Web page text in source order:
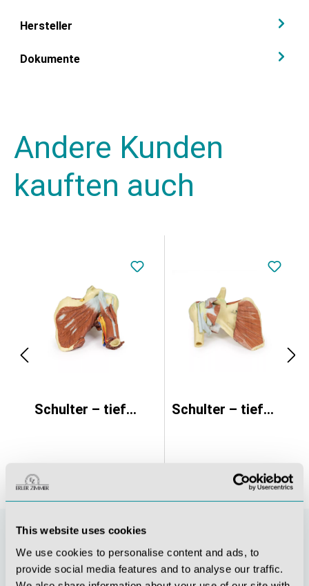
This website uses cookies
We use cookies to personalise content and ads, to
provide social media features and to analyse our traffic.
Hersteller
Dokumente
Andere Kunden
kauften auch
Schulter – tiefe Präparation des linken Schultergelenks, der Muskulatur sowie der dazugeh. Nerven Schulter – tiefe Präparation eines rechten Schultergürtels, bei Erhaltung des vollst. Schulterblatts